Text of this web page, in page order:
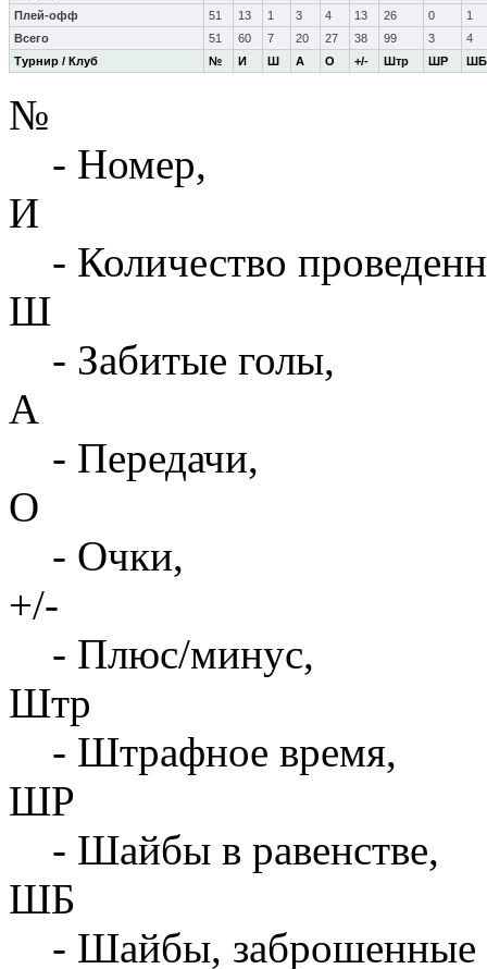
Турнир / Клуб № И Ш А О +/- Штр ШР ШБ
Плей-офф
51 13 1 3 4 13 26 0
1
Всего
51 60 7 20 27 38 99 3 4
№
- Номер,
И
- Количество
Ш
- Забитые голы,
А
- Передачи,
О
- Очки,
+/-
- Плюс/минус,
Штр
- Штрафное время,
ШР
- Шайбы в равенстве,
ШБ
- Шайбы, заброшенные